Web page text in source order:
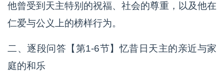
他曾受到天主特别的祝福、社会的尊重，以及他在
仁爱与公义上的榜样行为。
二、逐段问答【第1-6节】忆昔日天主的亲近与家
庭的和乐